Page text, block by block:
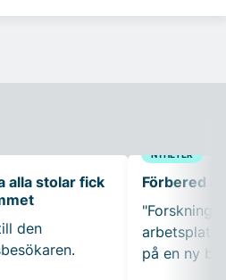
alla stolar fick
den
NYHETER
Förbered
"Forskning
på en ny